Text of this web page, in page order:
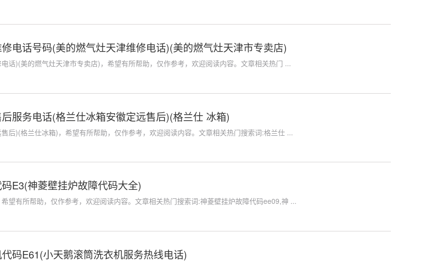
电话号码(美的燃气灶天津维修电话)(美的燃气灶天津市专卖店)
话)(美的燃气灶天津市专卖店)，希望有所帮助，仅作参考，欢迎阅读内容。文章相关热门 ...
服务电话(格兰仕冰箱安徽定远售后)(格兰仕 冰箱)
后)(格兰仕冰箱)，希望有所帮助，仅作参考，欢迎阅读内容。文章相关热门搜索词:格兰仕 ...
E3(神菱壁挂炉故障代码大全)
望有所帮助，仅作参考，欢迎阅读内容。文章相关热门搜索词:神菱壁挂炉故障代码ee09,神 ...
码E61(小天鹅滚筒洗衣机服务热线电话)